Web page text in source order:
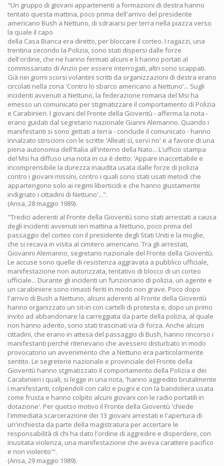
"Un gruppo di giovani appartenenti a formazioni di destra hanno
tentato questa mattina, poco prima dell'arrivo del presidente
americano Bush a Nettuno, di sdraiarsi per terra nella piazza verso
la quale il capo
della Casa Bianca era diretto, per bloccare il corteo. I ragazzi, una
trentina secondo la Polizia, sono stati dispersi dalle forze
dell'ordine, che ne hanno fermati alcuni e li hanno portati al
commissariato di Anzio per essere interrogati, altri sono scappati.
Già nei giorni scorsi volantini scritti da organizzazioni di destra erano
circolati nella zona 'Contro lo sbarco americano a Nettuno'... Sugli
incidenti avvenuti a Nettuno, la federazione romana del Msi ha
emesso un comunicato per stigmatizzare il comportamento di Polizia
e Carabinieri. I giovani del Fronte della Gioventù - afferma la nota -
erano guidati dal segretario nazionale Gianni Alemanno. Quando i
manifestanti si sono gettati a terra - conclude il comunicato - hanno
innalzato striscioni con le scritte 'Alleati sì, servi no' e a favore di una
piena autonomia dell'Italia all'interno della Nato... L'ufficio stampa
del Msi ha diffuso una nota in cui è detto: 'Appare inaccettabile e
incomprensibile la durezza inaudita usata dalle forze di polizia
contro i giovani missini, contro i quali sono stati usati metodi che
appartengono solo ai regimi liberticidi e che hanno giustamente
indignato i cittadini di Nettuno'...".
(Ansa, 28 maggio 1989).
"Tredici aderenti al Fronte della Gioventù sono stati arrestati a causa
degli incidenti avvenuti ieri mattina a Nettuno, poco prima del
passaggio del corteo con il presidente degli Stati Uniti e la moglie,
che si recava in visita al cimitero americano. Tra gli arrestati,
Giovanni Alemanno, segretario nazionale del Fronte della Gioventù.
Le accuse sono quelle di resistenza aggravata a pubblico ufficiale,
manifestazione non autorizzata, tentativo di blocco di un corteo
ufficiale... Durante gli incidenti un funzionario di polizia, un agente e
un carabiniere sono rimasti feriti in modo non grave. Poco dopo
l'arrivo di Bush a Nettuno, alcuni aderenti al Fronte della Gioventù
hanno organizzato un sit-in con cartelli di protesta e, dopo un primo
invito ad abbandonare la carreggiata da parte della polizia, al quale
non hanno aderito, sono stati trascinati via di forza. Anche alcuni
cittadini, che erano in attesa del passaggio di Bush, hanno rincorso i
manifestanti perché ritenevano che avessero disturbato in modo
provocatorio un avvenimento che a Nettuno era particolarmente
sentito. Le segreterie nazionale e provinciale del Fronte della
Gioventù hanno stgmatizzato il comportamento della Polizia e dei
Carabinieri i quali, si legge in una nota, 'hanno aggredito brutalmente
i manifestanti, colpendoli con calci e pugni e con la bandoliera usata
come frusta e hanno colpito alcuni giovani con le radio portatili in
dotazione'. Per quetso motivo il Fronte della Gioventù 'chiede
l'immediata scarcerazione dei 13 giovani arrestati e l'apertura di
un'inchiesta da parte della magistratura per accertare le
responsabilità di chi ha dato l'ordine di aggredire e disperdere, con
inusitata violenza, una manifestazione che aveva carattere pacifico
e non violento'".
(Ansa, 29 maggio 1989).